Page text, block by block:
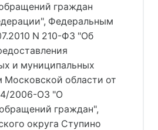
граждан
Федеральным
N 210-ФЗ "Об
и муниципальных
Московской области от
2006-ОЗ "О
граждан",
округа Ступино